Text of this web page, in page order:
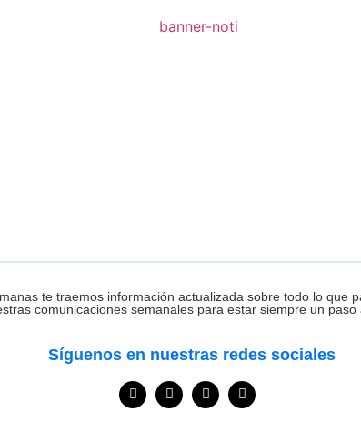
te traemos información actualizada sobre todo lo que
comunicaciones semanales para estar siempre un paso
Síguenos en nuestras redes sociales